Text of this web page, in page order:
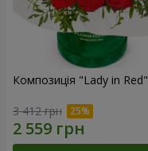
Композиція "Lady in Red"
3 412 грн